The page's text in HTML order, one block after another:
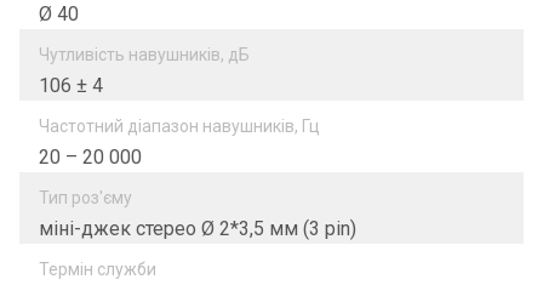
Ø 40
Чутливість навушників, дБ
106 ± 4
Частотний діапазон навушників, Гц
20 – 20 000
Тип роз'єму
мiнi-джек стерео Ø 2*3,5 мм (3 pin)
Термін служби